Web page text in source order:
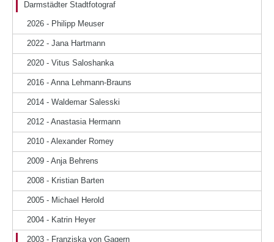
Darmstädter Stadtfotograf
2026 - Philipp Meuser
2022 - Jana Hartmann
2020 - Vitus Saloshanka
2016 - Anna Lehmann-Brauns
2014 - Waldemar Salesski
2012 - Anastasia Hermann
2010 - Alexander Romey
2009 - Anja Behrens
2008 - Kristian Barten
2005 - Michael Herold
2004 - Katrin Heyer
2003 - Franziska von Gagern